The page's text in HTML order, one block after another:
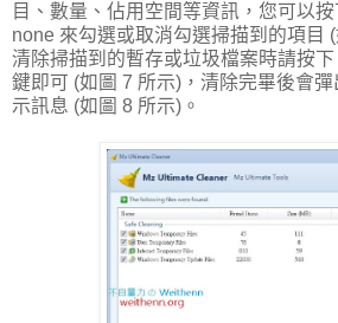
目、數量、佔用空間等資訊，您可以
none 來勾選或取消勾選掃描到的項目
清除掃描到的暫存或垃圾檔案時請按下
鍵即可 (如圖 7 所示)，清除完畢後會彈
示訊息 (如圖 8 所示)。